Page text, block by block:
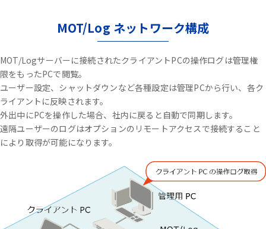
MOT/Log ネットワーク構成
MOT/Logサーバーに接続されたクライアントPCの操作ログは管理権
限をもったPCで閲覧。
ユーザー設定、シャットダウンなど各種設定は管理PCから行い、各ク
ライアントに反映されます。
外出中にPCを操作した場合、社内に戻ると自動で同期します。
遠隔ユーザーのログはオプションのリモートアクセスで接続すること
により取得が可能になります。